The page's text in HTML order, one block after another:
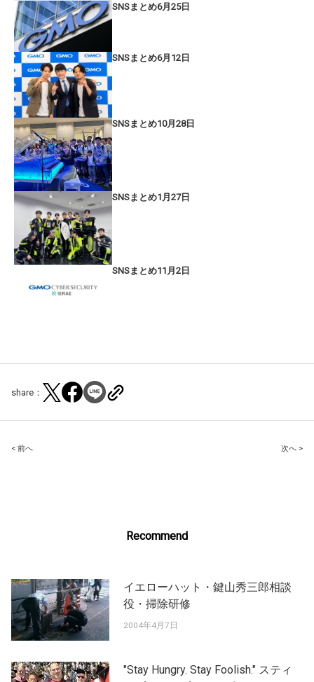
SNSまとめ6月25日
SNSまとめ6月12日
SNSまとめ10月28日
SNSまとめ1月27日
SNSまとめ11月2日
share：
Post
< 前へ 次へ >
Recommend
イエローハット・鍵山秀三郎相談
役・掃除研修
2004年4月7日
"Stay Hungry. Stay Foolish." スティ